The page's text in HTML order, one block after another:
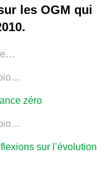
les OGM qui
zéro
sur l’évolution